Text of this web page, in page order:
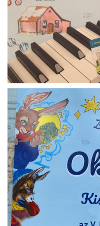
Területi Válogatója
emlékére